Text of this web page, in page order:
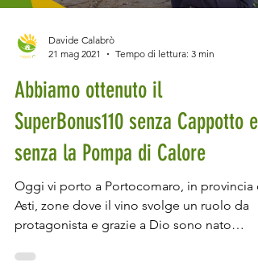
Davide Calabrò
21 mag 2021
Tempo di lettura: 3 min
Abbiamo ottenuto il
SuperBonus110 senza Cappotto e
senza la Pompa di Calore
Oggi vi porto a Portocomaro, in provincia
Asti, zone dove il vino svolge un ruolo da
protagonista e grazie a Dio sono nato